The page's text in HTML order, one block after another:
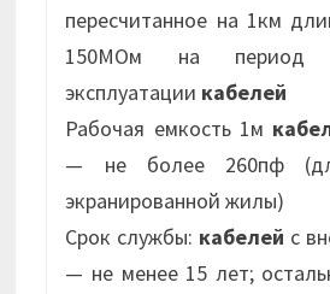
пересчитанное на 1км
150МОм на период
эксплуатации кабелей
Рабочая емкость 1м
— не более 260пф
экранированной жилы)
Срок службы: кабелей с
— не менее 15 лет;